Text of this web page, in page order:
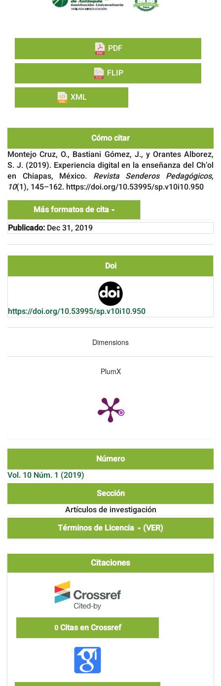
PDF
FLIP
XML
Cómo citar
Montejo Cruz, O., Bastiani Gómez, J., y Orantes Alborez,
S. J. (2019). Experiencia digital en la enseñanza del Ch’ol
en Chiapas, México. Revista Senderos Pedagógicos,
10(1), 145–162. https://doi.org/10.53995/sp.v10i10.950
Más formatos de cita
Publicado: Dec 31, 2019
Doi
https://doi.org/10.53995/sp.v10i10.950
Dimensions
PlumX
Número
Vol. 10 Núm. 1 (2019)
Sección
Artículos de investigación
Términos de Licencia
(VER)
Citaciones
0Citas en Crossref